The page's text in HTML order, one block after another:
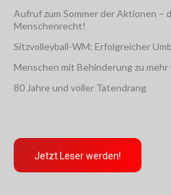
Aufruf zum Sommer der Aktionen –
Menschenrecht!
Sitzvolleyball-WM: Erfolgreicher
Menschen mit Behinderung zu
80 Jahre und voller Tatendrang
Jetzt Leser werden!